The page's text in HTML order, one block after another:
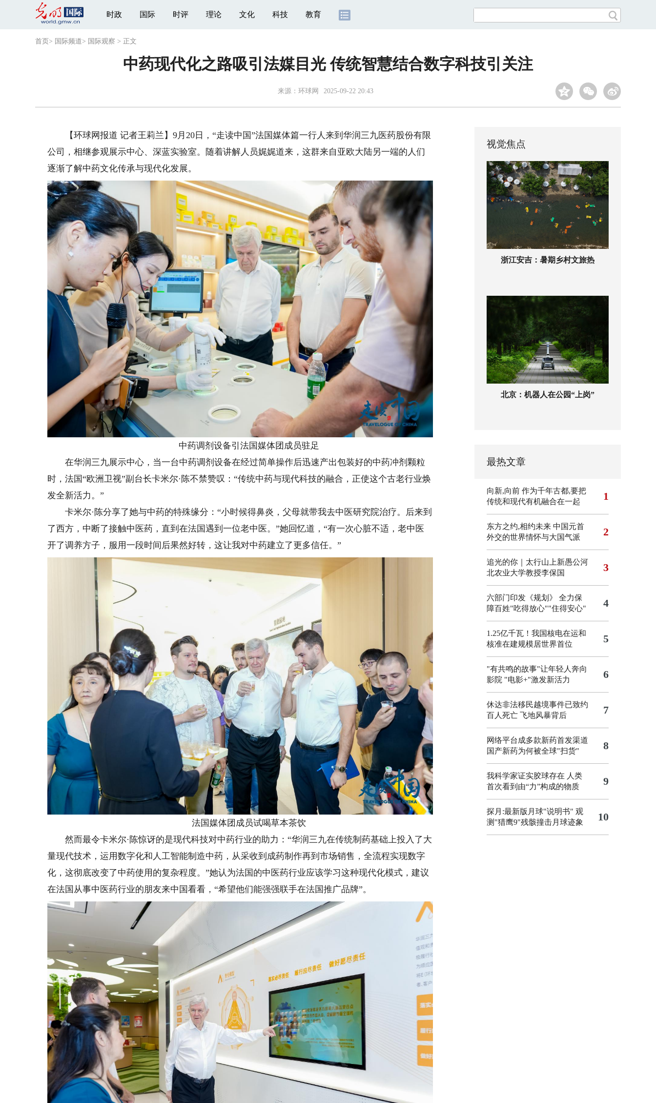
时政 国际 时评 理论 文化 科技 教育
首页 > 国际频道> 国际观察 > 正文
中药现代化之路吸引法媒目光 传统智慧结合数字科技引关注
来源： 环球网 2025-09-22 20:43
【环球网报道 记者王莉兰】9月20日，“走读中国”法国媒体篇一行人来到华润三九医药股份有限
公司，相继参观展示中心、深蓝实验室。随着讲解人员娓娓道来，这群来自亚欧大陆另一端的人们
逐渐了解中药文化传承与现代化发展。
中药调剂设备引法国媒体团成员驻足
在华润三九展示中心，当一台中药调剂设备在经过简单操作后迅速产出包装好的中药冲剂颗粒
时，法国“欧洲卫视”副台长卡米尔·陈不禁赞叹：“传统中药与现代科技的融合，正使这个古老行业焕
发全新活力。”
卡米尔·陈分享了她与中药的特殊缘分：“小时候得鼻炎，父母就带我去中医研究院治疗。后来到
了西方，中断了接触中医药，直到在法国遇到一位老中医。”她回忆道，“有一次心脏不适，老中医
开了调养方子，服用一段时间后果然好转，这让我对中药建立了更多信任。”
法国媒体团成员试喝草本茶饮
然而最令卡米尔·陈惊讶的是现代科技对中药行业的助力：“华润三九在传统制药基础上投入了大
量现代技术，运用数字化和人工智能制造中药，从采收到成药制作再到市场销售，全流程实现数字
化，这彻底改变了中药使用的复杂程度。”她认为法国的中医药行业应该学习这种现代化模式，建议
在法国从事中医药行业的朋友来中国看看，“希望他们能强强联手在法国推广品牌”。
视觉焦点
浙江安吉：暑期乡村文旅热
北京：机器人在公园“上岗”
最热文章
向新,向前 作为千年古都,要把
传统和现代有机融合在一起
1
东方之约,相约未来 中国元首
外交的世界情怀与大国气派
2
追光的你｜太行山上新愚公河
北农业大学教授李保国
3
六部门印发《规划》 全力保
障百姓"吃得放心""住得安心"
4
1.25亿千瓦！我国核电在运和
核准在建规模居世界首位
5
"有共鸣的故事"让年轻人奔向
影院 "电影+"激发新活力 6
休达非法移民越境事件已致约
百人死亡 飞地风暴背后 7
网络平台成多款新药首发渠道
国产新药为何被全球"扫货"
8
我科学家证实胶球存在 人类
首次看到由“力”构成的物质
9
探月:最新版月球"说明书" 观
测"猎鹰9"残骸撞击月球迹象
10